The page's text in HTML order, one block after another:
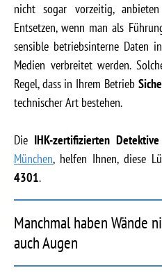
nicht sogar vorzeitig,
Entsetzen, wenn man als
sensible betriebsinterne Daten
Medien verbreitet werden.
Regel, dass in Ihrem Betrieb
technischer Art bestehen.
Die IHK-zertifizierten Detektive
München, helfen Ihnen, diese
4301.
Manchmal haben Wände
auch Augen